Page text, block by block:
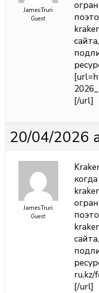
JamesTruri
Guest
[/url]
20/04/2026
JamesTruri
Guest
[/url]